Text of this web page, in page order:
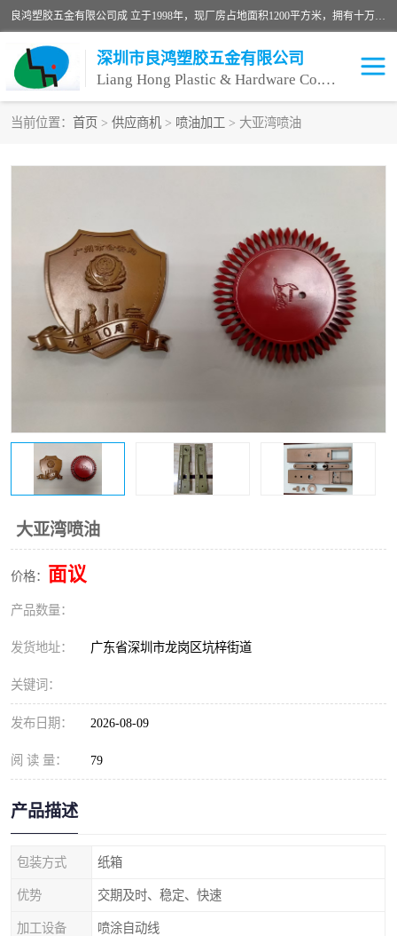
良鸿塑胶五金有限公司成 立于1998年，现厂房占地面积1200平方米，拥有十万级无尘车间，自动喷涂线1条，手动喷涂线2条，丝印移印滚印烫印拉线1条，本公司自建厂以来一直 以“顾客、品质、服务三个第一”为原则，从来货到处理、喷漆、烘烤、品检、包装等每一道工序都严格把持质量关，竭诚为广大朋友、客户服务。现如今已深得广 大客户信赖。
深圳市良鸿塑胶五金有限公司
Liang Hong Plastic & Hardware Co. Ltd
当前位置： 首页 > 供应商机 > 喷油加工 > 大亚湾喷油
大亚湾喷油
价格： 面议
产品数量：
发货地址： 广东省深圳市龙岗区坑梓街道
关键词：
发布日期： 2026-08-09
阅 读 量： 79
产品描述
包装方式 纸箱
优势 交期及时、稳定、快速
加工设备 喷涂自动线